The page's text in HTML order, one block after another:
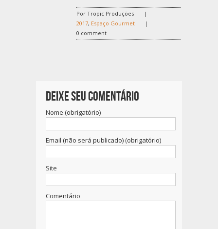
Por Tropic Produções
|
2017, Espaço Gourmet
|
0 comment
Deixe seu Comentário
Nome (obrigatório)
Email (não será publicado) (obrigatório)
Site
Comentário